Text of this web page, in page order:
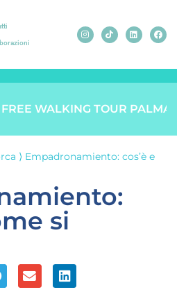
FREE WALKING TOUR PALMA
⟩ Empadronamiento: cos’è e
si